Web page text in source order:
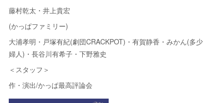
藤村乾太・井上貴宏
(かっぱファミリー)
大浦孝明・戸塚有紀(劇団CRACKPOT)・有賀静香・みかん(多少
婦人)・長谷川有希子・下野雅史
＜スタッフ＞
作・演出/かっぱ最高評論会